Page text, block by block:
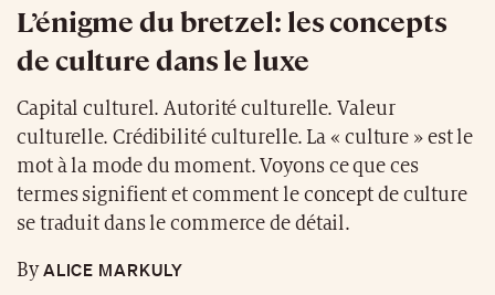
L’énigme du bretzel: les concepts
de culture dans le luxe
Capital culturel. Autorité culturelle. Valeur
culturelle. Crédibilité culturelle. La « culture » est le
mot à la mode du moment. Voyons ce que ces
termes signifient et comment le concept de culture
se traduit dans le commerce de détail.
ByALICE MARKULY